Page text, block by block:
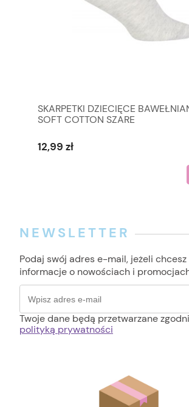
SKARPETKI DZIECIĘCE
SOFT COTTON SZARE
12,99 zł
NEWSLETTER
Podaj swój adres e-mail, jeżeli
informacje o nowościach i
Twoje dane będą przetwarzane
polityką prywatności